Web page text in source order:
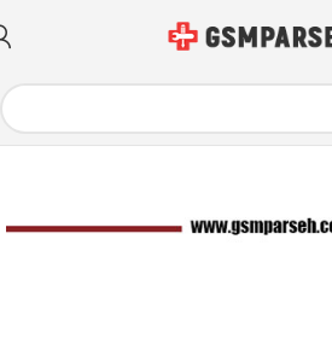
ابزار تعمیرات موبایل گیره تعمیرات